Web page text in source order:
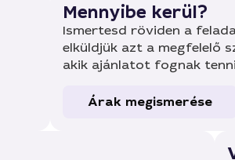
Mennyibe kerül?
Ismertesd röviden a
elküldjük azt a megfelelő
akik ajánlatot fognak
Árak megismerése